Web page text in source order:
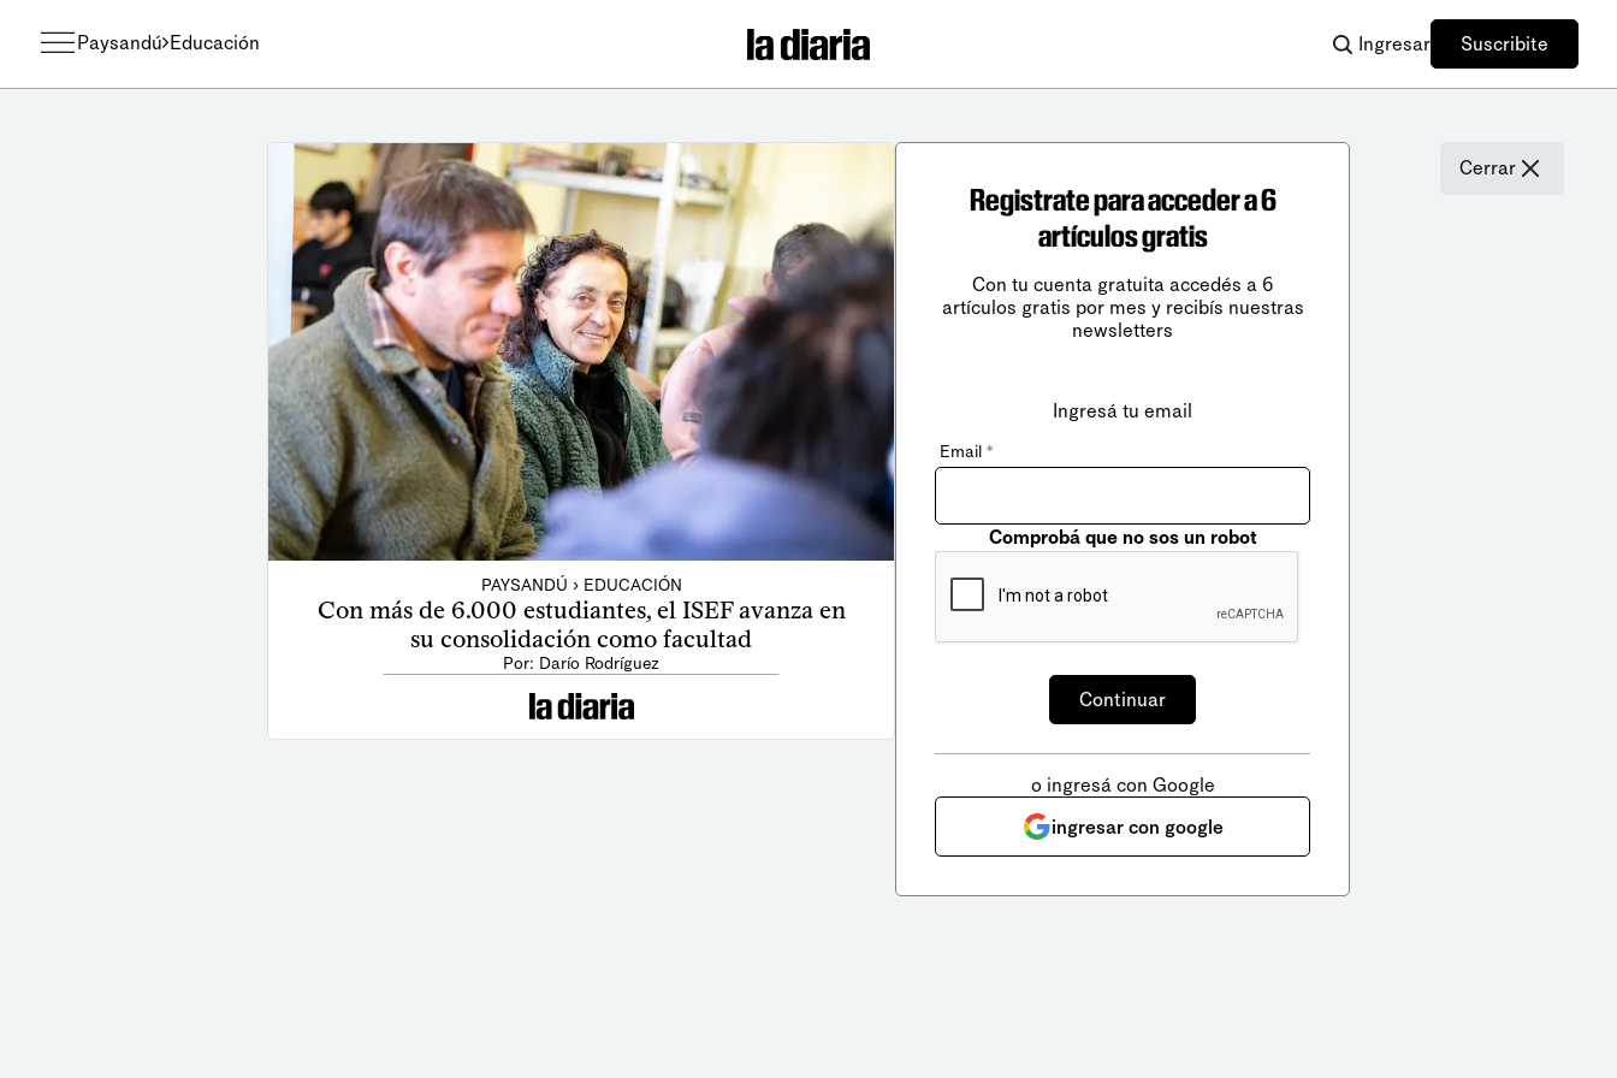
Paysandú Educación Ingresar Suscribite
PAYSANDÚ › EDUCACIÓN
Con más de 6.000 estudiantes, el ISEF avanza en
su consolidación como facultad
Por: Darío Rodríguez
Cerrar
Registrate para acceder a 6
artículos gratis
Con tu cuenta gratuita accedés a 6
artículos gratis por mes y recibís nuestras
newsletters
Ingresá tu email
Email *
Comprobá que no sos un robot
o ingresá con Google
ingresar con google